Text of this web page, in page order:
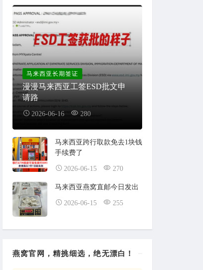
马来西亚长期签证
漫漫马来西亚工签ESD批文申
请路
2026-06-16 280
马来西亚跨行取款免去1块钱
手续费了
2026-06-15 270
马来西亚燕窝直邮今日发出
2026-06-15 255
燕窝官网，精挑细选，绝无漂白！